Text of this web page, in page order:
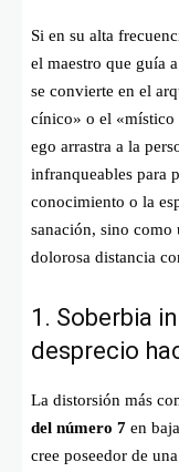
Si en su alta
el maestro que guía
se convierte en el
cínico» o el «místico
ego arrastra a la
infranqueables para
conocimiento o la
sanación, sino como
dolorosa distancia
1. Soberbia
desprecio
La distorsión más
del número 7 en
cree poseedor de